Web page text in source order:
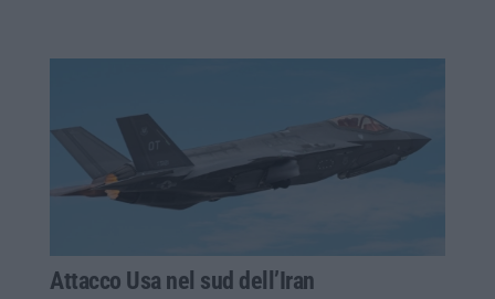
Attacco Usa nel sud dell’Iran